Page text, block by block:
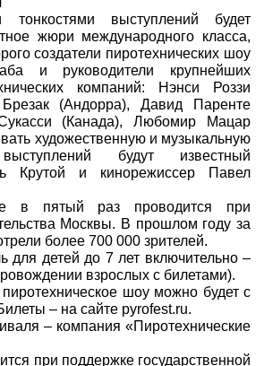
тонкостями выступлений будет
жюри международного класса,
создатели пиротехнических шоу
и руководители крупнейших
компаний: Нэнси Роззи
(Андорра),Давид Паренте
(Канада), Любомир Мацар
художественную и музыкальную
будут известный
Крутой и кинорежиссер Павел
в пятый раз проводится при
Москвы. В прошлом году за
более 700 000 зрителей.
для детей до 7 лет включительно –
взрослых с билетами).
шоу можно будет с
– на сайте pyrofest.ru.
– компания «Пиротехнические
при поддержке государственной